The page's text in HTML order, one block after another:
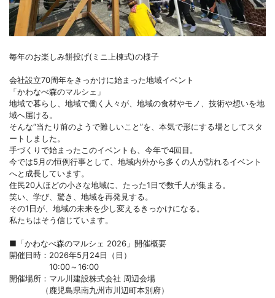
毎年のお楽しみ餅投げ(ミニ上棟式)の様子
会社設立70周年をきっかけに始まった地域イベント
「かわなべ森のマルシェ」
地域で暮らし、地域で働く人々が、地域の食材やモノ、技術や想いを地
域へ届ける。
そんな“当たり前のようで難しいこと”を、本気で形にする場としてスタ
ートしました。
手づくりで始まったこのイベントも、今年で4回目。
今では5月の恒例行事として、地域内外から多くの人が訪れるイベント
へと成長しています。
住民20人ほどの小さな地域に、たった1日で数千人が集まる。
笑い、学び、驚き、地域を再発見する。
その1日が、地域の未来を少し変えるきっかけになる。
私たちはそう信じています。
■「かわなべ森のマルシェ 2026」開催概要
開催日時：2026年5月24日（日）
10:00～16:00
開催場所：マル川建設株式会社 周辺会場
（鹿児島県南九州市川辺町本別府）